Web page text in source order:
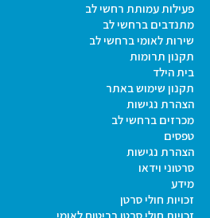
פעילות עמותת רחשי לב
מתנדבים ברחשי לב
שירות לאומי ברחשי לב
תקנון תרומות
בית הילד
תקנון שימוש באתר
הצהרת נגישות
מכרזים ברחשי לב
טפסים
הצהרת נגישות
סרטוני וידאו
מידע
זכויות חולי סרטן